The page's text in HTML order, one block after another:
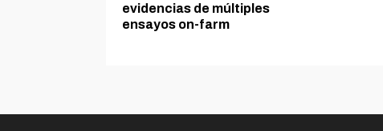
evidencias de múltiples
ensayos on-farm